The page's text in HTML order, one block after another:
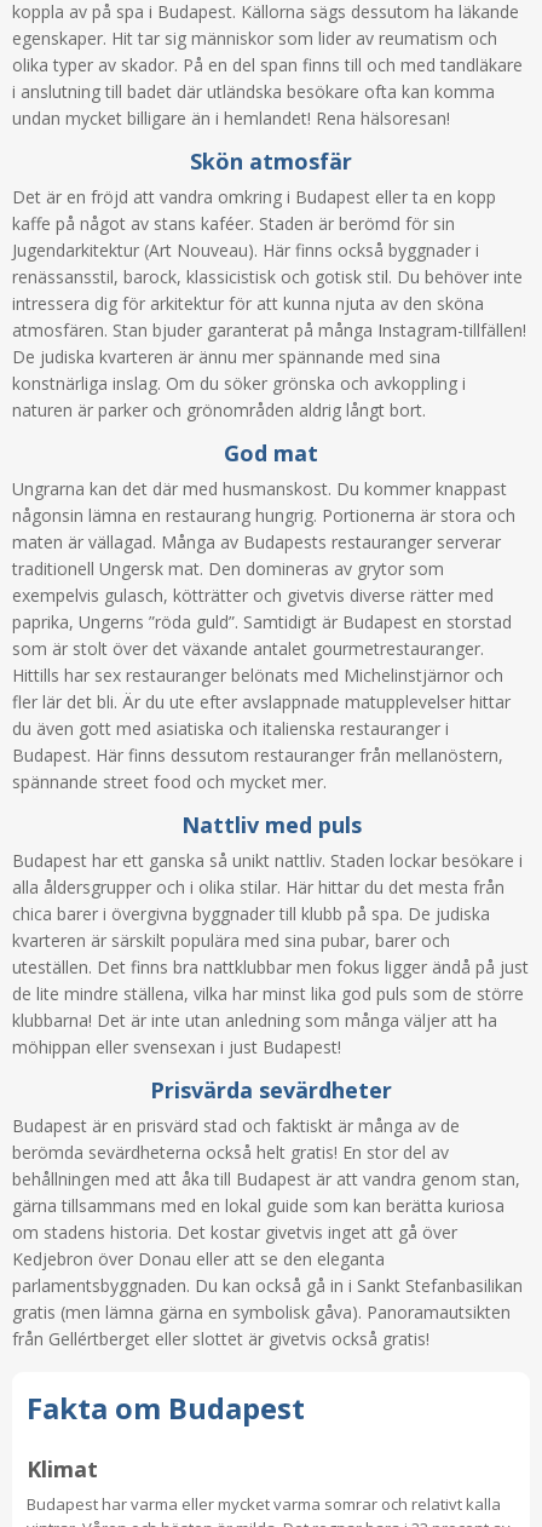
koppla av på spa i Budapest. Källorna sägs dessutom ha läkande
egenskaper. Hit tar sig människor som lider av reumatism och
olika typer av skador. På en del span finns till och med tandläkare
i anslutning till badet där utländska besökare ofta kan komma
undan mycket billigare än i hemlandet! Rena hälsoresan!
Skön atmosfär
Det är en fröjd att vandra omkring i Budapest eller ta en kopp
kaffe på något av stans kaféer. Staden är berömd för sin
Jugendarkitektur (Art Nouveau). Här finns också byggnader i
renässansstil, barock, klassicistisk och gotisk stil. Du behöver inte
intressera dig för arkitektur för att kunna njuta av den sköna
atmosfären. Stan bjuder garanterat på många Instagram-tillfällen!
De judiska kvarteren är ännu mer spännande med sina
konstnärliga inslag. Om du söker grönska och avkoppling i
naturen är parker och grönområden aldrig långt bort.
God mat
Ungrarna kan det där med husmanskost. Du kommer knappast
någonsin lämna en restaurang hungrig. Portionerna är stora och
maten är vällagad. Många av Budapests restauranger serverar
traditionell Ungersk mat. Den domineras av grytor som
exempelvis gulasch, kötträtter och givetvis diverse rätter med
paprika, Ungerns ”röda guld”. Samtidigt är Budapest en storstad
som är stolt över det växande antalet gourmetrestauranger.
Hittills har sex restauranger belönats med Michelinstjärnor och
fler lär det bli. Är du ute efter avslappnade matupplevelser hittar
du även gott med asiatiska och italienska restauranger i
Budapest. Här finns dessutom restauranger från mellanöstern,
spännande street food och mycket mer.
Nattliv med puls
Budapest har ett ganska så unikt nattliv. Staden lockar besökare i
alla åldersgrupper och i olika stilar. Här hittar du det mesta från
chica barer i övergivna byggnader till klubb på spa. De judiska
kvarteren är särskilt populära med sina pubar, barer och
uteställen. Det finns bra nattklubbar men fokus ligger ändå på just
de lite mindre ställena, vilka har minst lika god puls som de större
klubbarna! Det är inte utan anledning som många väljer att ha
möhippan eller svensexan i just Budapest!
Prisvärda sevärdheter
Budapest är en prisvärd stad och faktiskt är många av de
berömda sevärdheterna också helt gratis! En stor del av
behållningen med att åka till Budapest är att vandra genom stan,
gärna tillsammans med en lokal guide som kan berätta kuriosa
om stadens historia. Det kostar givetvis inget att gå över
Kedjebron över Donau eller att se den eleganta
parlamentsbyggnaden. Du kan också gå in i Sankt Stefanbasilikan
gratis (men lämna gärna en symbolisk gåva). Panoramautsikten
från Gellértberget eller slottet är givetvis också gratis!
Fakta om Budapest
Klimat
Budapest har varma eller mycket varma somrar och relativt kalla